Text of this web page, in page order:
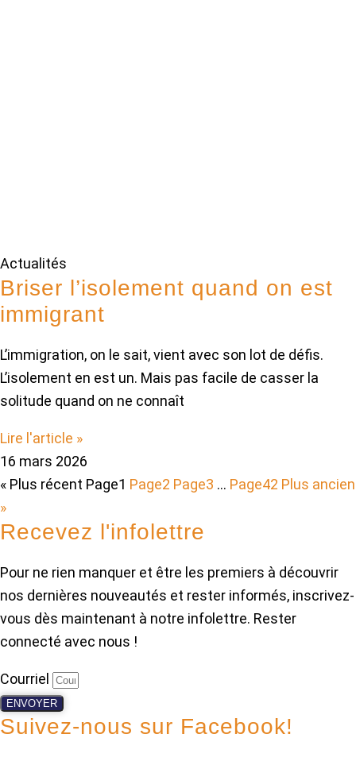
Actualités
Briser l’isolement quand on est
immigrant
L’immigration, on le sait, vient avec son lot de défis.
L’isolement en est un. Mais pas facile de casser la
solitude quand on ne connaît
Lire l'article »
16 mars 2026
« Plus récent Page1 Page2 Page3 … Page42 Plus ancien
»
Recevez l'infolettre
Pour ne rien manquer et être les premiers à découvrir
nos dernières nouveautés et rester informés, inscrivez-
vous dès maintenant à notre infolettre. Rester
connecté avec nous !
Courriel
ENVOYER
Suivez-nous sur Facebook!